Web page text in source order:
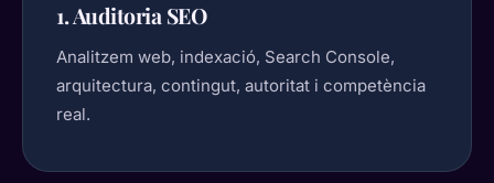
1. Auditoria SEO
Analitzem web, indexació, Search Console,
arquitectura, contingut, autoritat i competència
real.